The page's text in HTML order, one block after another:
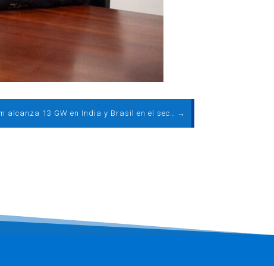
Ingeteam alcanza 13 GW en India y Brasil en el sector eólico →